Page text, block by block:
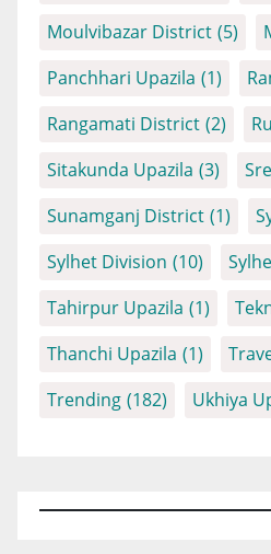
Moulvibazar District (5)
Panchhari Upazila (1)
Rangamati District (2)
Sitakunda Upazila (3)
Sunamganj District (1)
Sylhet Division (10)
Tahirpur Upazila (1)
Thanchi Upazila (1)
Trending (182) Ukhiya